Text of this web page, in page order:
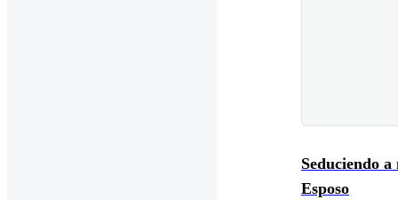
Seduciendo a
Esposo